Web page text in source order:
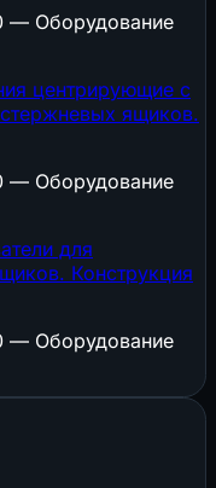
— Оборудование
центрирующие с
ящиков.
— Оборудование
для
Конструкция
— Оборудование